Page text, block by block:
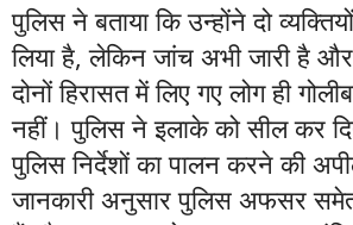
पुलिस ने बताया कि उन्होंने दो
लिया है, लेकिन जांच अभी जारी है
दोनों हिरासत में लिए गए लोग ही
नहीं। पुलिस ने इलाके को सील कर
पुलिस निर्देशों का पालन करने की
जानकारी अनुसार पुलिस अफसर